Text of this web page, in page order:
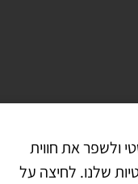
ולשפר את חווית
שלנו. לחיצה על